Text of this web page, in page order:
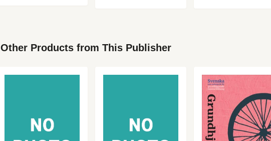
Other Products from This Publisher